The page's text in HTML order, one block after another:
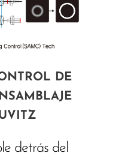
DE
detrás del